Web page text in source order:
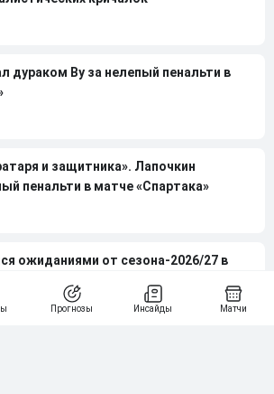
дураком Ву за нелепый пенальти в
и защитника». Лапочкин
пенальти в матче «Спартака»
ожиданиями от сезона-2026/27 в